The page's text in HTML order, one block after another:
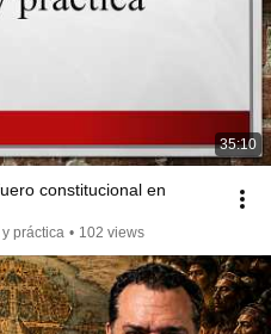
35:10
constitucional en
práctica • 102 views